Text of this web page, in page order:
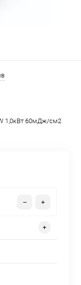
1,0кВт 60мДж/см2